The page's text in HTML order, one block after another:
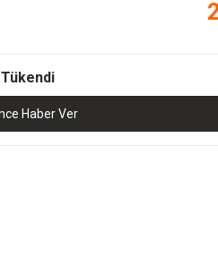
Tükendi
Haber Ver